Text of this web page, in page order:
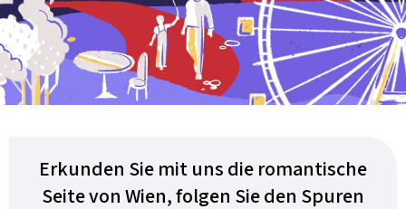
Erkunden Sie mit uns die romantische
Seite von Wien, folgen Sie den Spuren